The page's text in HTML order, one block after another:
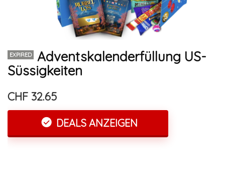
EXPIRED
Adventskalenderfüllung US-
Süssigkeiten
CHF 32.65
DEALS ANZEIGEN